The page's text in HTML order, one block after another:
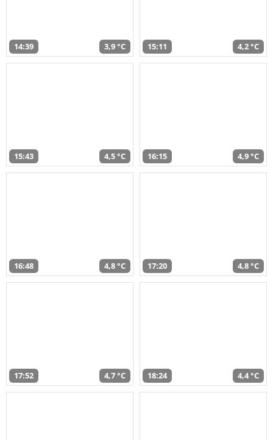
14:39 3,9 °C 15:11 4,2 °C
15:43 4,5 °C 16:15 4,9 °C
16:48 4,8 °C 17:20 4,8 °C
17:52 4,7 °C 18:24 4,4 °C